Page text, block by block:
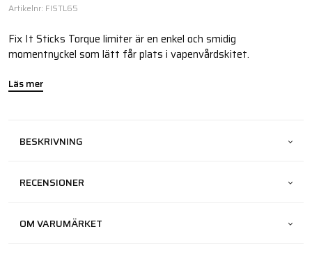
Artikelnr: FISTL65
Fix It Sticks Torque limiter är en enkel och smidig
momentnyckel som lätt får plats i vapenvårdskitet.
Läs mer
BESKRIVNING
RECENSIONER
OM VARUMÄRKET